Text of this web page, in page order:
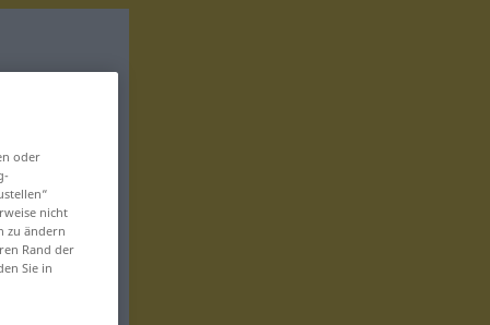
oder
nicht
zu ändern
Rand der
Sie in